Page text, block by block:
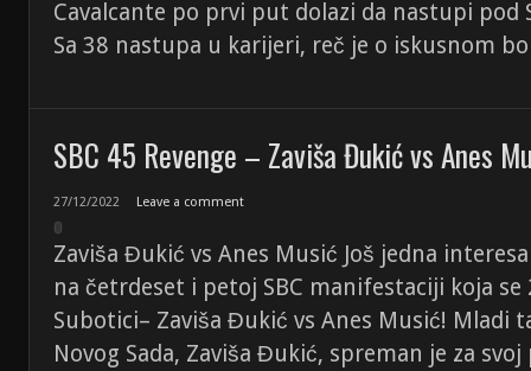
Cavalcante po prvi put dolazi da nastupi pod
Sa 38 nastupa u karijeri, reč je o iskusnom
SBC 45 Revenge – Zaviša Đukić vs Anes
27/12/2022 Leave a comment
Zaviša Đukić vs Anes Musić Još jedna
na četrdeset i petoj SBC manifestaciji koja
Subotici– Zaviša Đukić vs Anes Musić! Mladi
Novog Sada, Zaviša Đukić, spreman je za